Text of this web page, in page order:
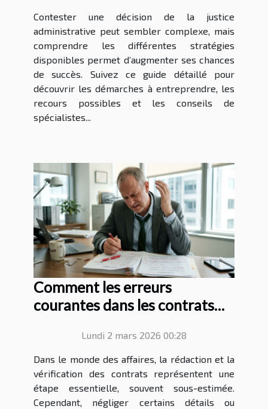
Contester une décision de la justice
administrative peut sembler complexe, mais
comprendre les différentes stratégies
disponibles permet d’augmenter ses chances
de succès. Suivez ce guide détaillé pour
découvrir les démarches à entreprendre, les
recours possibles et les conseils de
spécialistes...
Comment les erreurs
courantes dans les contrats
entreprise ?Lundi 2 mars 2026 00:28
Dans le monde des affaires, la rédaction et la
vérification des contrats représentent une
étape essentielle, souvent sous-estimée.
Cependant, négliger certains détails ou